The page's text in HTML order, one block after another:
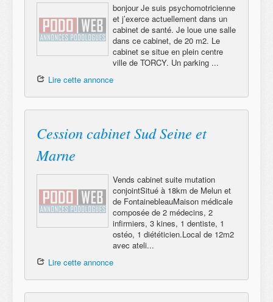
bonjour Je suis psychomotricienne
et j’exerce actuellement dans un
cabinet de santé. Je loue une salle
dans ce cabinet, de 20 m2. Le
cabinet se situe en plein centre
ville de TORCY. Un parking ...
Lire cette annonce
Cession cabinet Sud Seine et
Marne
Vends cabinet suite mutation
conjointSitué à 18km de Melun et
de FontainebleauMaison médicale
composée de 2 médecins, 2
infirmiers, 3 kines, 1 dentiste, 1
ostéo, 1 diététicien.Local de 12m2
avec ateli...
Lire cette annonce